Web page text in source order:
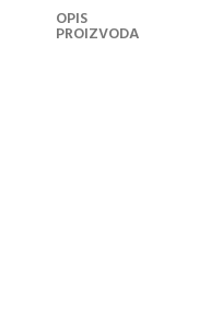
OPIS
PROIZVODA